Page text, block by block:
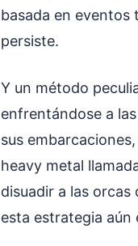
basada en eventos
persiste.
Y un método
enfrentándose a
sus
heavy metal
disuadir a las
esta estrategia aún